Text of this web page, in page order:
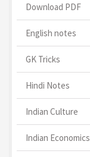
Download PDF
English notes
GK Tricks
Hindi Notes
Indian Culture
Indian Economics